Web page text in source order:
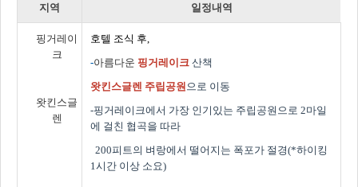
지역 일정내역
핑거레이
크
왓킨스글
렌
호텔 조식 후
-아름다운 핑거레이크 산책
왓킨스글렌 주립공원 으로 이동
-핑거레이크에서 가장 인기있는 주립공원으로 2마일
에 걸친 협곡을 따라
200피트의 벼랑에서 떨어지는 폭포가 절경(*하이킹
1시간 이상 소요)